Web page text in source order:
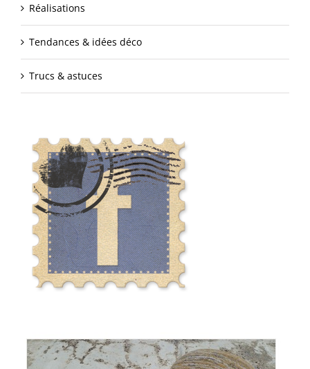
Réalisations
Tendances & idées déco
Trucs & astuces